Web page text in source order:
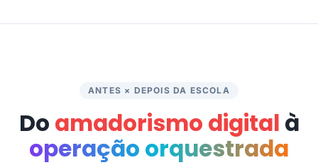
ANTES × DEPOIS DA ESCOLA
Do amadorismo digital à
operação orquestrada